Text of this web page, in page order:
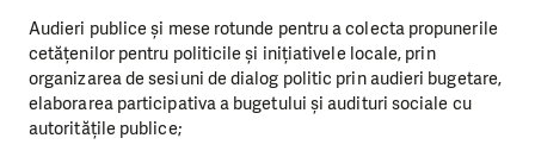
Audieri publice și mese rotunde pentru a colecta propunerile
cetățenilor pentru politicile și inițiativele locale, prin
organizarea de sesiuni de dialog politic prin audieri bugetare,
elaborarea participativa a bugetului și audituri sociale cu
autoritățile publice;